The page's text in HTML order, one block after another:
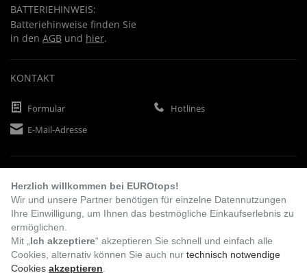
BATTERIEHINWEIS:
Batteriehinweise finden Sie
in den AGB und hier.
KONTAKT
Formular
Hotlines
E-Mail-Adresse
Vorkasse Rechnung
Herzlich willkommen bei EUROtops!
Wir und unsere Partner benötigen für einzelne Datennutzungen
Ihre Einwilligung, um Ihnen das bestmögliche Einkaufserlebnis zu
ermöglichen.
Mit „ Ich akzeptiere“ akzeptieren Sie schnell und einfach alle
Cookies, alternativ können Sie auch nur technisch notwendige
Cookies akzeptieren